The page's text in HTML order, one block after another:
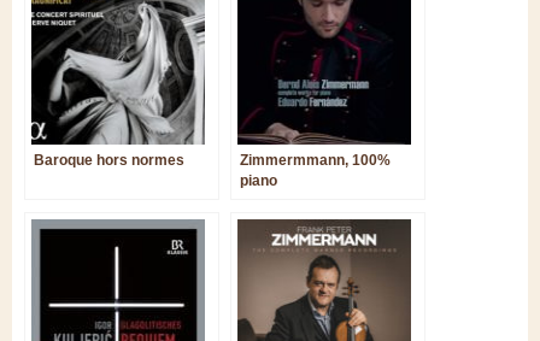
Baroque hors normes
Zimmermmann, 100%
piano